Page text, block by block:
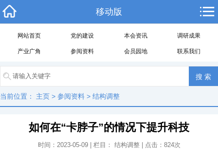
移动版
网站首页 党的建设 本会资讯 调研成果
产业广角 参阅资料 会员园地 联系我们
当前位置： 主页 > 参阅资料 > 结构调整
如何在“卡脖子”的情况下提升科技
时间：2023-05-09 | 栏目： 结构调整| 点击： 824次